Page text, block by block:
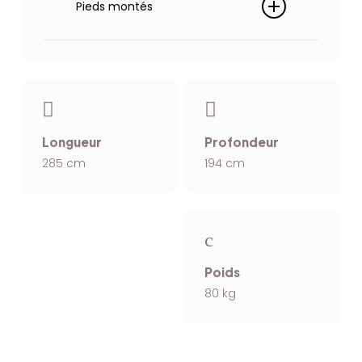
Pieds montés
Longueur
285 cm
Profondeur
194 cm
Poids
80 kg